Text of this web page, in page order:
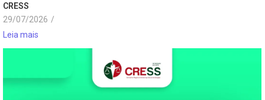
CRESS
29/07/2026 /
Leia mais